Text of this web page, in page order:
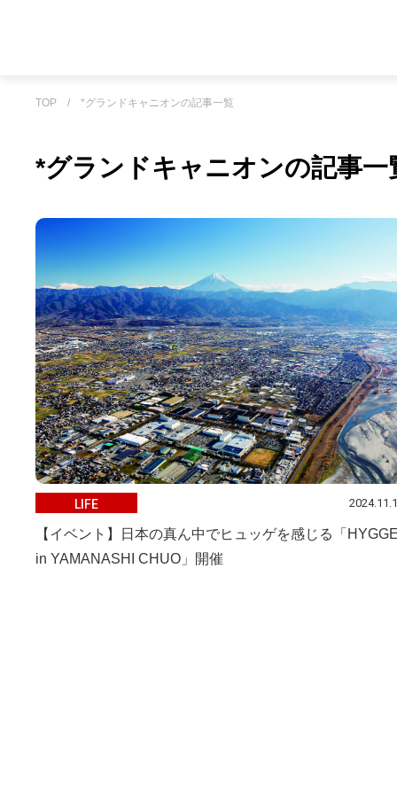
TOP / *グランドキャニオンの記事一覧
*グランドキャニオンの記事一
LIFE
【イベント】日本の真ん中でヒュッゲを感じる「
in YAMANASHI CHUO」開催